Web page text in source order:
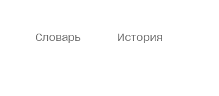
Словарь История